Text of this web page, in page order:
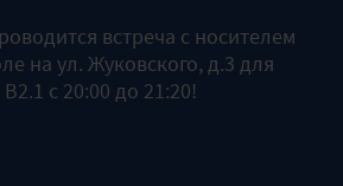
встреча с носителем
на ул. Жуковского, д.3 для
с 20:00 до 21:20!